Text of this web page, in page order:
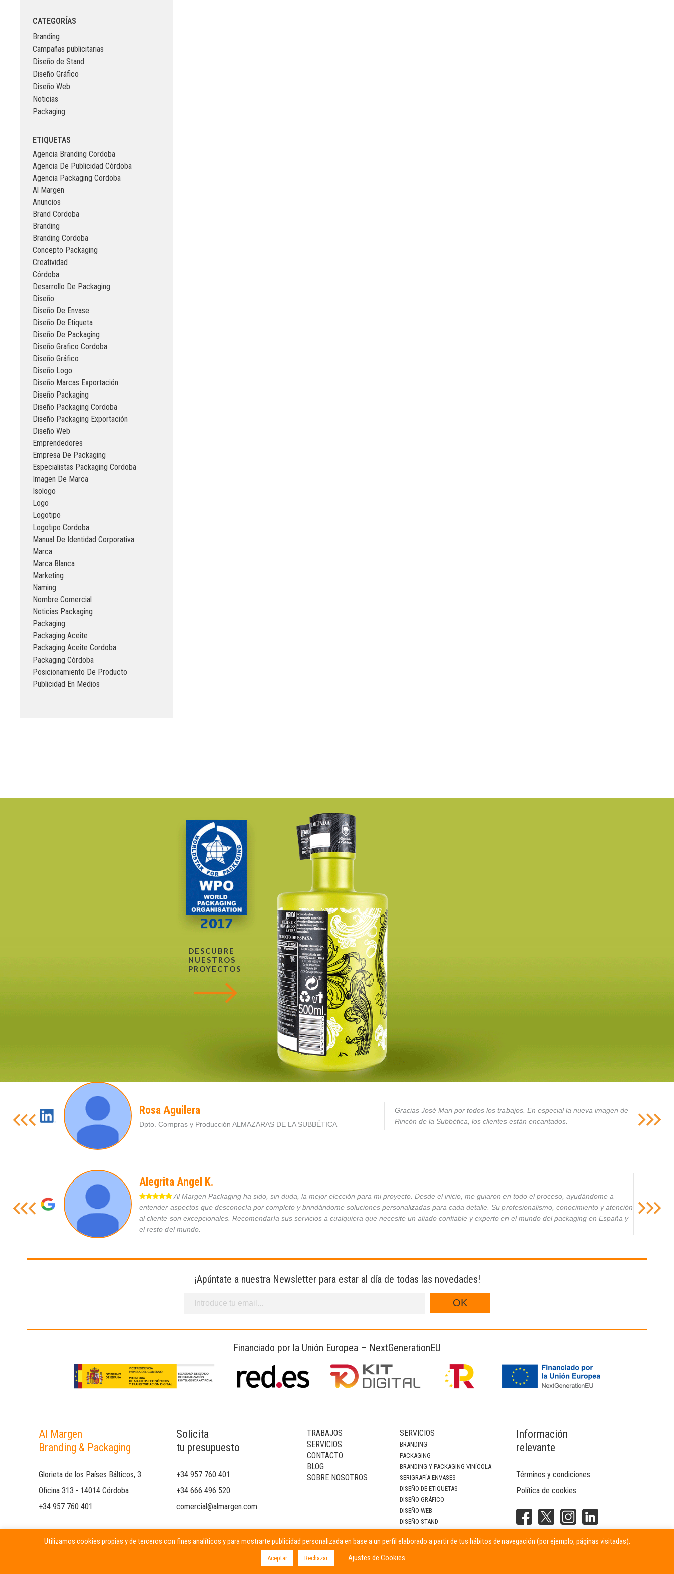
CATEGORÍAS
Branding
Campañas publicitarias
Diseño de Stand
Diseño Gráfico
Diseño Web
Noticias
Packaging
ETIQUETAS
Agencia Branding Cordoba
Agencia De Publicidad Córdoba
Agencia Packaging Cordoba
Al Margen
Anuncios
Brand Cordoba
Branding
Branding Cordoba
Concepto Packaging
Creatividad
Córdoba
Desarrollo De Packaging
Diseño
Diseño De Envase
Diseño De Etiqueta
Diseño De Packaging
Diseño Grafico Cordoba
Diseño Gráfico
Diseño Logo
Diseño Marcas Exportación
Diseño Packaging
Diseño Packaging Cordoba
Diseño Packaging Exportación
Diseño Web
Emprendedores
Empresa De Packaging
Especialistas Packaging Cordoba
Imagen De Marca
Isologo
Logo
Logotipo
Logotipo Cordoba
Manual De Identidad Corporativa
Marca
Marca Blanca
Marketing
Naming
Nombre Comercial
Noticias Packaging
Packaging
Packaging Aceite
Packaging Aceite Cordoba
Packaging Córdoba
Posicionamiento De Producto
Publicidad En Medios
DESCUBRE
NUESTROS
PROYECTOS
Rosa Aguilera
Dpto. Compras y Producción ALMAZARAS DE LA SUBBÉTICA
Gracias José Mari por todos los trabajos. En especial la nueva imagen de
Rincón de la Subbética, los clientes están encantados.
Alegrita Angel K.
Al Margen Packaging ha sido, sin duda, la mejor elección para mi proyecto. Desde el inicio, me guiaron en todo el proceso, ayudándome a
entender aspectos que desconocía por completo y brindándome soluciones personalizadas para cada detalle. Su profesionalismo, conocimiento y atención
al cliente son excepcionales. Recomendaría sus servicios a cualquiera que necesite un aliado confiable y experto en el mundo del packaging en España y
el resto del mundo.
¡Apúntate a nuestra Newsletter para estar al día de todas las novedades!
Financiado por la Unión Europea – NextGenerationEU
Al Margen
Branding & Packaging
Glorieta de los Países Bálticos, 3
Oficina 313 - 14014 Córdoba
+34 957 760 401
Solicita
tu presupuesto
+34 957 760 401
+34 666 496 520
comercial@almargen.com
TRABAJOS
SERVICIOS
CONTACTO
BLOG
SOBRE NOSOTROS
SERVICIOS
BRANDING
PACKAGING
BRANDING Y PACKAGING VINÍCOLA
SERIGRAFÍA ENVASES
DISEÑO DE ETIQUETAS
DISEÑO GRÁFICO
DISEÑO WEB
DISEÑO STAND
CAMPAÑAS PUBLICITARIAS
Información
relevante
Términos y condiciones
Política de cookies
Utilizamos cookies propias y de terceros con fines analíticos y para mostrarte publicidad personalizada en base a un perfil elaborado a partir de tus hábitos de navegación (por ejemplo, páginas visitadas).
Aceptar Rechazar Ajustes de Cookies